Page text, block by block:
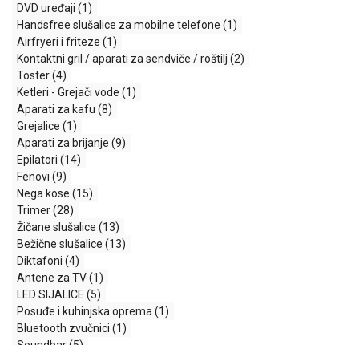
MALI
KUĆNI
APARATI
LICA I
TELA
RAČUNARSKE
KOMPONENTE
RAČUNARSKE
PERIFERIJE
GAMING
EELEKTRO
ZAŠTITA
SOLARNI
SISTEMI
DVD uređaji (1)
Handsfree slušalice za mobilne telefone (1)
Airfryeri i friteze (1)
Kontaktni gril / aparati za sendviče / roštilj (2)
Toster(4)
Ketleri - Grejači vode (1)
Aparati za kafu (8)
Grejalice (1)
Aparati za brijanje (9)
Epilatori (14)
Fenovi (9)
Nega kose (15)
Trimer(28)
Žičane slušalice (13)
Bežične slušalice (13)
Diktafoni (4)
Antene za TV(1)
LED SIJALICE (5)
Posuđe i kuhinjska oprema (1)
Bluetooth zvučnici (1)